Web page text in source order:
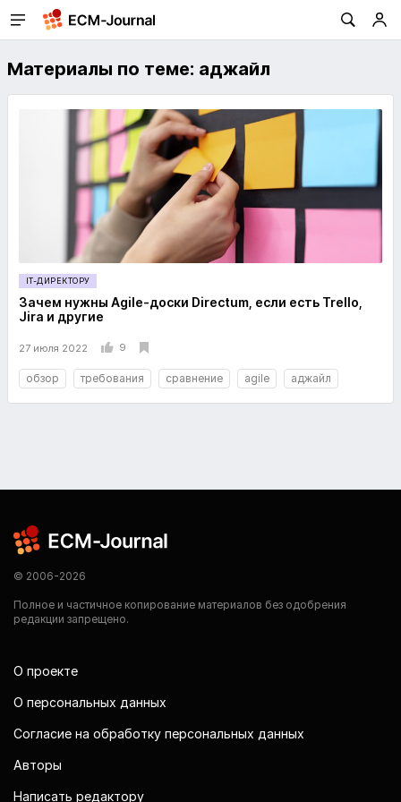
Материалы по теме: аджайл
IT-ДИРЕКТОРУ
Зачем нужны Agile-доски Directum, если есть Trello,
Jira и другие
27 июля 2022 9
обзор требования сравнение agile аджайл
© 2006-2026
Полное и частичное копирование материалов без одобрения
редакции запрещено.
О проекте
О персональных данных
Согласие на обработку персональных данных
Авторы
Написать редактору